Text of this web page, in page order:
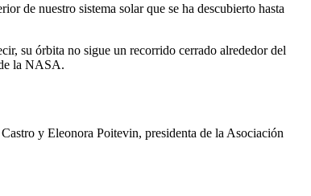
de nuestro sistema solar que se ha descubierto hasta
su órbita no sigue un recorrido cerrado alrededor del
la NASA.
y Eleonora Poitevin, presidenta de la Asociación